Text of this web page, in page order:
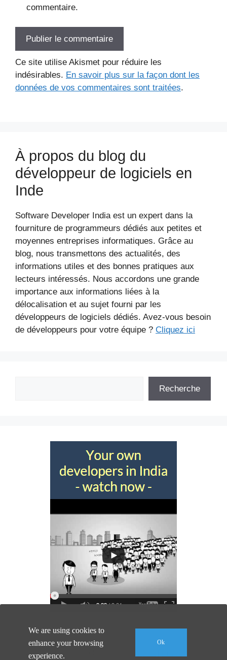
commentaire.
Ce site utilise Akismet pour réduire les
indésirables. En savoir plus sur la façon dont les
données de vos commentaires sont traitées.
À propos du blog du
développeur de logiciels en
Inde
Software Developer India est un expert dans la
fourniture de programmeurs dédiés aux petites et
moyennes entreprises informatiques. Grâce au
blog, nous transmettons des actualités, des
informations utiles et des bonnes pratiques aux
lecteurs intéressés. Nous accordons une grande
importance aux informations liées à la
délocalisation et au sujet fourni par les
développeurs de logiciels dédiés. Avez-vous besoin
de développeurs pour votre équipe ? Cliquez ici
Recherche
© 2026 Software Developer India |
We are using cookies to
enhance your browsing
experience.
Ok